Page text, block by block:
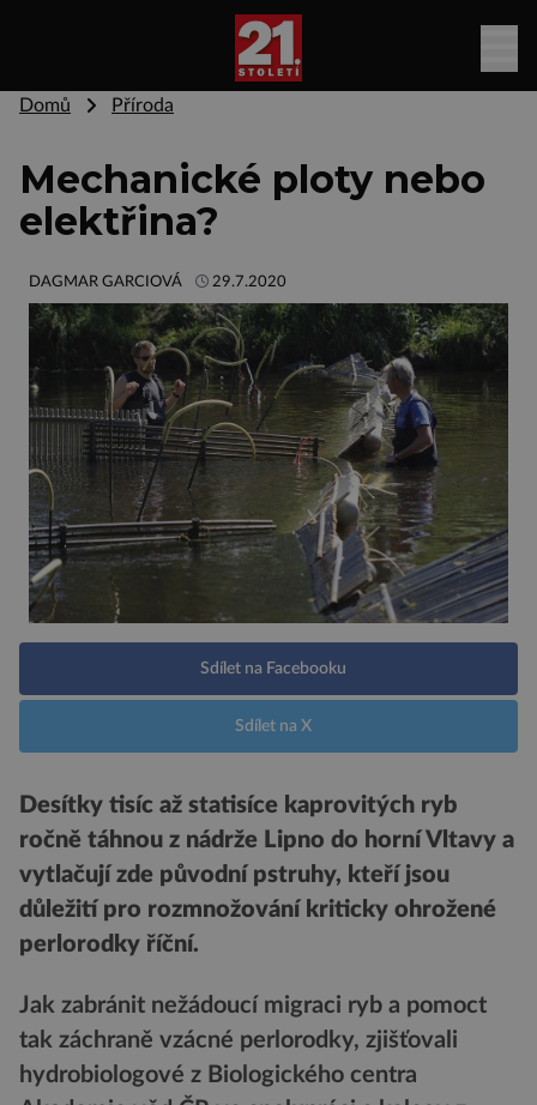
Domů Příroda
Mechanické ploty nebo
elektřina?
DAGMAR GARCIOVÁ 29.7.2020
Sdílet na Facebooku
Sdílet na X
Desítky tisíc až statisíce kaprovitých ryb
ročně táhnou z nádrže Lipno do horní Vltavy a
vytlačují zde původní pstruhy, kteří jsou
důležití pro rozmnožování kriticky ohrožené
perlorodky říční.
Jak zabránit nežádoucí migraci ryb a pomoct
tak záchraně vzácné perlorodky, zjišťovali
hydrobiologové z Biologického centra